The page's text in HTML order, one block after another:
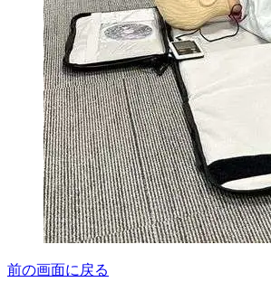
前の画面に戻る